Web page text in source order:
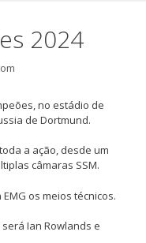
2024
no estádio de
de Dortmund.
a ação, desde um
câmaras SSM.
os meios técnicos.
Ian Rowlands e